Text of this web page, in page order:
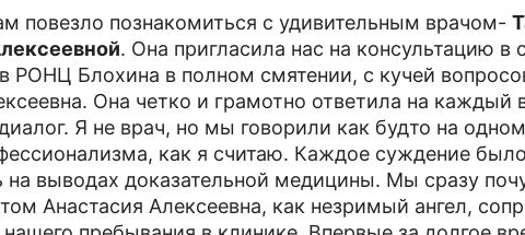
повезло познакомиться с удивительным врачом-
. Она пригласила нас на консультацию в
РОНЦ Блохина в полном смятении, с кучей
Она четко и грамотно ответила на каждый
Я не врач, но мы говорили как будто на
как я считаю. Каждое суждение
на выводах доказательной медицины. Мы сразу
Анастасия Алексеевна, как незримый ангел,